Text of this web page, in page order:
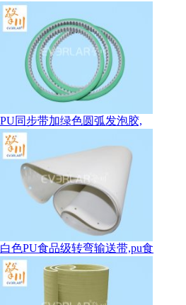
PU同步带加绿色圆弧发泡胶,
白色PU食品级转弯输送带,pu食